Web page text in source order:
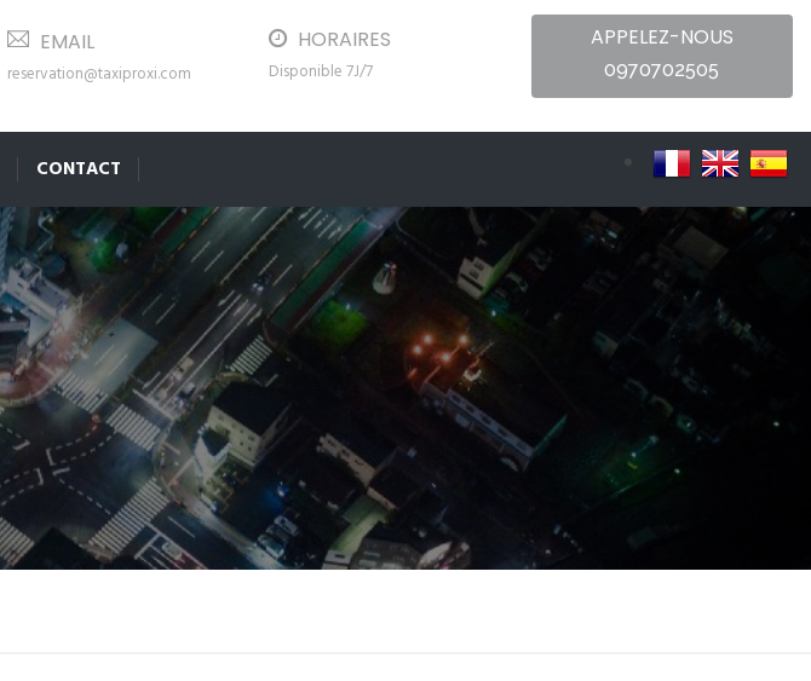
EMAIL
reservation@taxiproxi.com
HORAIRES
Disponible 7J/7
APPELEZ-NOUS
0970702505
CONTACT